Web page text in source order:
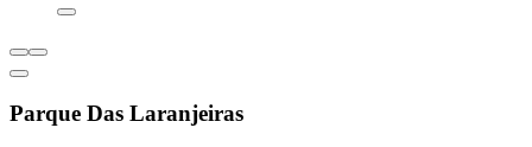
Parque Das Laranjeiras